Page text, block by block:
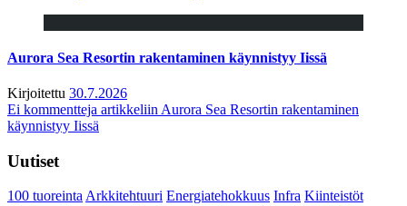
Aurora Sea Resortin rakentaminen käynnistyy Iissä
Kirjoitettu 30.7.2026
Ei kommentteja artikkeliin Aurora Sea Resortin rakentaminen
käynnistyy Iissä
Uutiset
100 tuoreintaArkkitehtuuri Energiatehokkuus Infra Kiinteistöt